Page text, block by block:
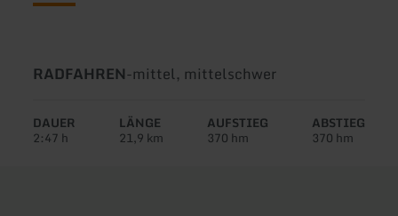
Art
Tour:
RADFAHREN-Schwierigkeit:
mittel, mittelschwer
DAUER
2:47 h
LÄNGE
21,9 km
AUFSTIEG
370 hm
ABSTIEG
370 hm